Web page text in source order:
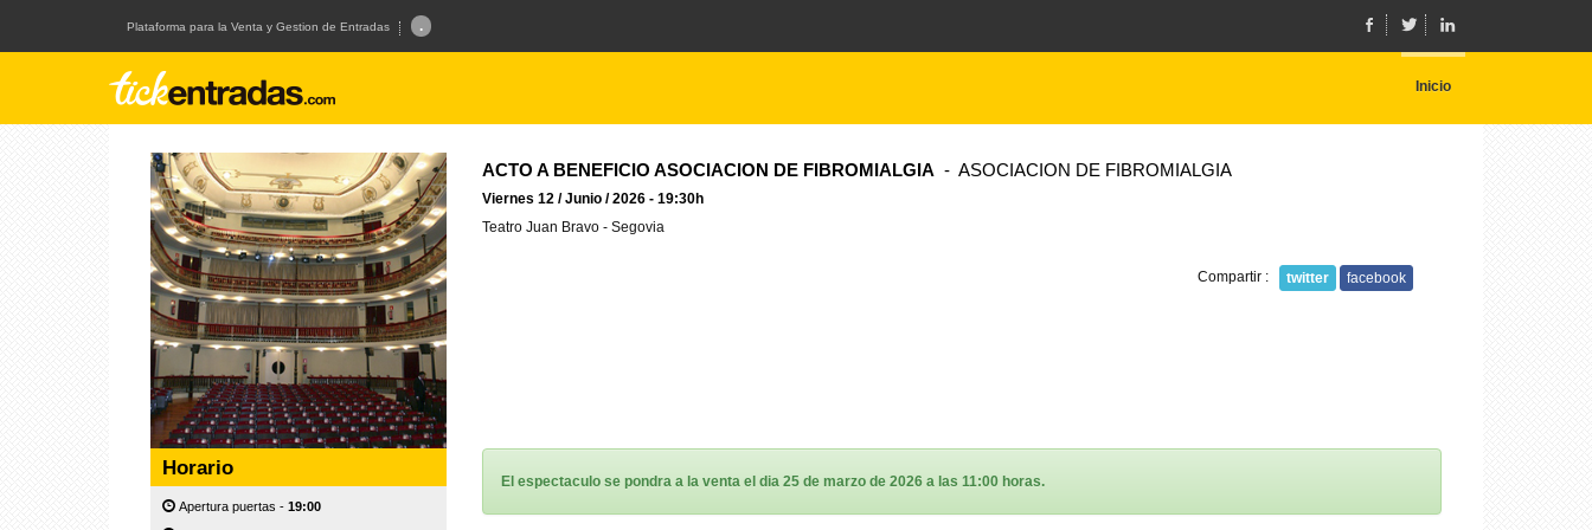
Plataforma para la Venta y Gestion de Entradas .
Inicio
ACTO A BENEFICIO ASOCIACION DE FIBROMIALGIA - ASOCIACION DE FIBROMIALGIA
Viernes 12 / Junio / 2026 - 19:30h
Teatro Juan Bravo - Segovia
Compartir : twitter facebook
Horario
Apertura puertas -19:00
El espectaculo se pondra a la venta el dia 25 de marzo de 2026 a las 11:00 horas.